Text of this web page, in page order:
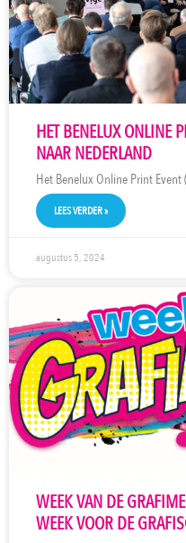
HET BENELUX ONLINE
NAAR NEDERLAND
Het Benelux Online Print Event
LEES VERDER »
augustus 5, 2024
WEEK VAN DE
WEEK VOOR DE